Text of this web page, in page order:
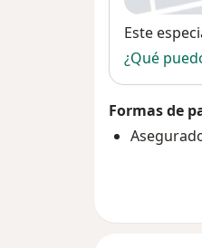
Este
¿Qué
Formas de